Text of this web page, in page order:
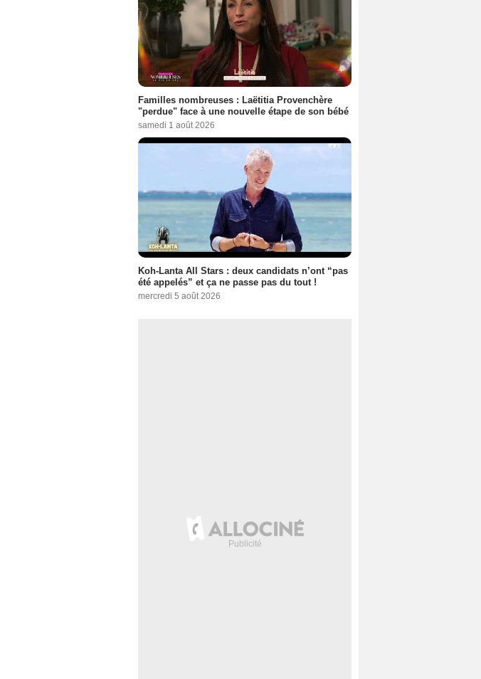
Familles nombreuses : Laëtitia Provenchère
"perdue" face à une nouvelle étape de son bébé
samedi 1 août 2026
Koh-Lanta All Stars : deux candidats n’ont “pas
été appelés” et ça ne passe pas du tout !
mercredi 5 août 2026